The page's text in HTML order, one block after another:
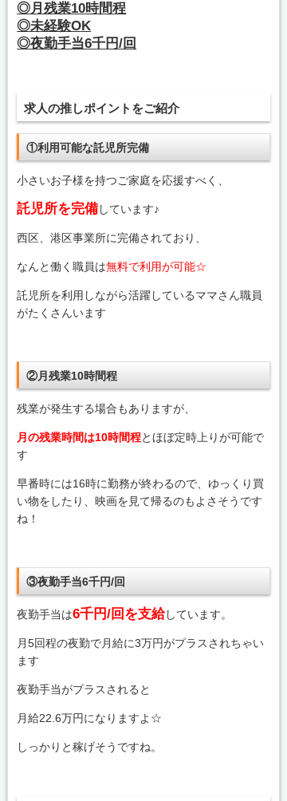
◎月残業10時間程
◎未経験OK
◎夜勤手当6千円/回
求人の推しポイントをご紹介
①利用可能な託児所完備
小さいお子様を持つご家庭を応援すべく、
託児所を完備しています♪
西区、港区事業所に完備されており、
なんと働く職員は無料で利用が可能☆
託児所を利用しながら活躍しているママさん職員
がたくさんいます
②月残業10時間程
残業が発生する場合もありますが、
月の残業時間は10時間程とほぼ定時上りが可能で
す
早番時には16時に勤務が終わるので、ゆっくり買
い物をしたり、映画を見て帰るのもよさそうです
ね！
③夜勤手当6千円/回
夜勤手当は6千円/回を支給しています。
月5回程の夜勤で月給に3万円がプラスされちゃい
ます
夜勤手当がプラスされると
月給22.6万円になりますよ☆
しっかりと稼げそうですね。